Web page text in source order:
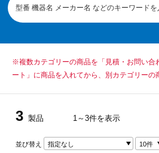
※複数カテゴリーの商品を「見積・お問い合
ート」に商品を入れてから、別カテゴリーの
3 製品 1～3件を表示
並び替え 指定なし 10件